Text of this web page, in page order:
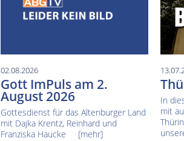
02.08.2026
Gott ImPuls am 2.
August 2026
Gottesdienst für das Altenburger Land
mit Dajka Krentz, Reinhard und
Franziska Haucke [mehr]
In
mit